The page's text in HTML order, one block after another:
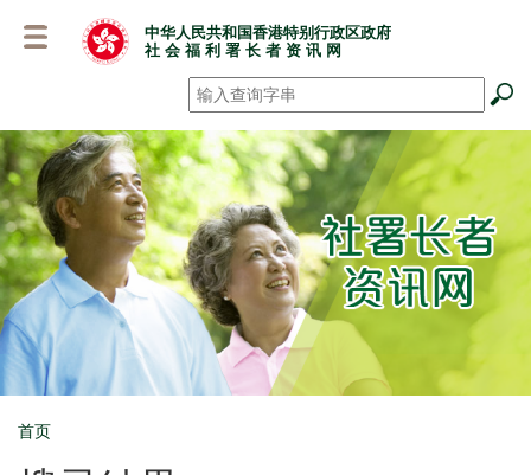
容
中华人民共和国香港特别行政区政府
社 会 福 利 署 长 者 资 讯 网
搜寻 *
Breadcrumb
首页